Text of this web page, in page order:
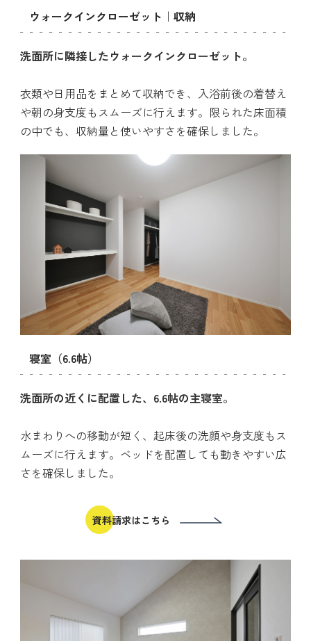
ウォークインクローゼット｜収納
洗面所に隣接したウォークインクローゼット。
衣類や日用品をまとめて収納でき、入浴前後の着替え
や朝の身支度もスムーズに行えます。限られた床面積
の中でも、収納量と使いやすさを確保しました。
寝室（6.6帖）
洗面所の近くに配置した、6.6帖の主寝室。
水まわりへの移動が短く、起床後の洗顔や身支度もス
ムーズに行えます。ベッドを配置しても動きやすい広
さを確保しました。
資料請求はこちら